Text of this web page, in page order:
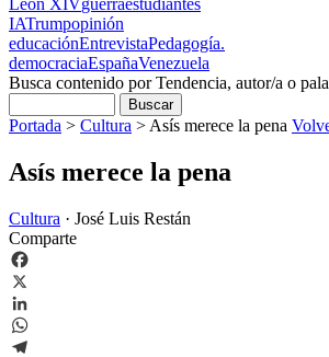
Leon XIVguerraestudiantes
IATrumpopinión
educaciónEntrevistaPedagogía.
democraciaEspañaVenezuela
Busca contenido por Tendencia, autor/a o
Portada > Cultura > Asís merece la pena
Asís merece la pena
Cultura · José Luis Restán
Comparte
Facebook
X
LinkedIn
WhatsApp